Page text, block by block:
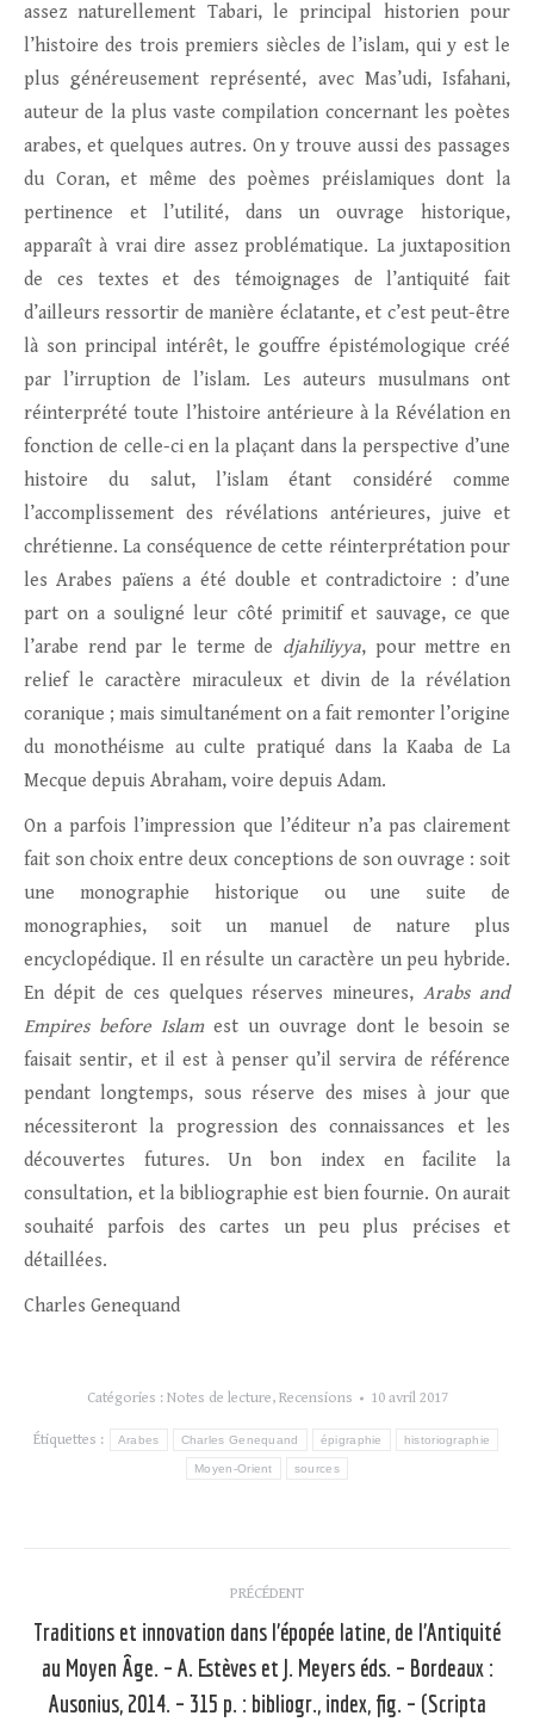
assez naturellement Tabari, le principal historien pour
l’histoire des trois premiers siècles de l’islam, qui y est le
plus généreusement représenté, avec Mas’udi, Isfahani,
auteur de la plus vaste compilation concernant les poètes
arabes, et quelques autres. On y trouve aussi des passages
du Coran, et même des poèmes préislamiques dont la
pertinence et l’utilité, dans un ouvrage historique,
apparaît à vrai dire assez problématique. La juxtaposition
de ces textes et des témoignages de l’antiquité fait
d’ailleurs ressortir de manière éclatante, et c’est peut-être
là son principal intérêt, le gouffre épistémologique créé
par l’irruption de l’islam. Les auteurs musulmans ont
réinterprété toute l’histoire antérieure à la Révélation en
fonction de celle-ci en la plaçant dans la perspective d’une
histoire du salut, l’islam étant considéré comme
l’accomplissement des révélations antérieures, juive et
chrétienne. La conséquence de cette réinterprétation pour
les Arabes païens a été double et contradictoire : d’une
part on a souligné leur côté primitif et sauvage, ce que
l’arabe rend par le terme de djahiliyya, pour mettre en
relief le caractère miraculeux et divin de la révélation
coranique ; mais simultanément on a fait remonter l’origine
du monothéisme au culte pratiqué dans la Kaaba de La
Mecque depuis Abraham, voire depuis Adam.
On a parfois l’impression que l’éditeur n’a pas clairement
fait son choix entre deux conceptions de son ouvrage : soit
une monographie historique ou une suite de
monographies, soit un manuel de nature plus
encyclopédique. Il en résulte un caractère un peu hybride.
En dépit de ces quelques réserves mineures,Arabs and
Empires before Islamest un ouvrage dont le besoin se
faisait sentir, et il est à penser qu’il servira de référence
pendant longtemps, sous réserve des mises à jour que
nécessiteront la progression des connaissances et les
découvertes futures. Un bon index en facilite la
consultation, et la bibliographie est bien fournie. On aurait
souhaité parfois des cartes un peu plus précises et
détaillées.
Charles Genequand
Catégories : Notes de lecture, Recensions 10 avril 2017
Étiquettes : Arabes Charles Genequand épigraphie historiographie
Moyen-Orient sources
article
PRÉCÉDENT
Article
précédent
Traditions et innovation dans l’épopée latine, de l’Antiquité
au Moyen Âge. – A. Estèves et J. Meyers éds. – Bordeaux :
Ausonius, 2014. – 315 p. : bibliogr., index, fig. – (Scripta